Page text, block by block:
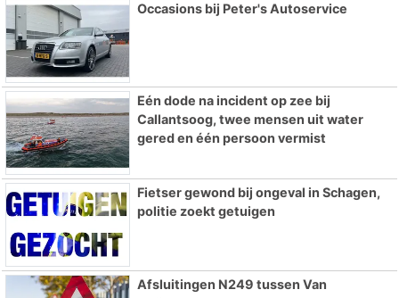
Occasions bij Peter's Autoservice
Eén dode na incident op zee bij
Callantsoog, twee mensen uit water
gered en één persoon vermist
Fietser gewond bij ongeval in Schagen,
politie zoekt getuigen
Afsluitingen N249 tussen Van